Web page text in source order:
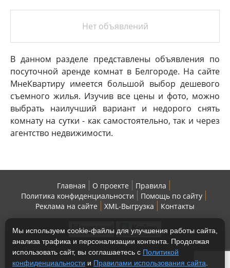
Нет объявлений
В данном разделе представлены объявления по
посуточной аренде комнат в Белгороде. На сайте
МнеКвартиру имеется большой выбор дешевого
съемного жилья. Изучив все цены и фото, можно
выбрать наилучший вариант и недорого снять
комнату на сутки - как самостоятельно, так и через
агентство недвижимости.
Главная О проекте
Правила
Политика конфиденциальности
Помощь по сайту
Реклама на сайте
XML-Выгрузка Контакты
Мы используем cookie-файлы для улучшения работы сайта,
анализа трафика и персонализации контента. Продолжая
использовать сайт, вы соглашаетесь с Политикой
конфиденциальности и Правилами использования сайта